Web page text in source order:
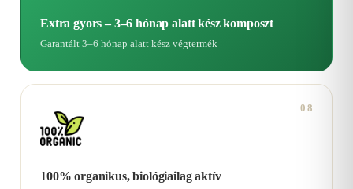
Extra gyors – 3–6 hónap alatt kész komposzt
Garantált 3–6 hónap alatt kész végtermék
08
100% organikus, biológiailag aktív